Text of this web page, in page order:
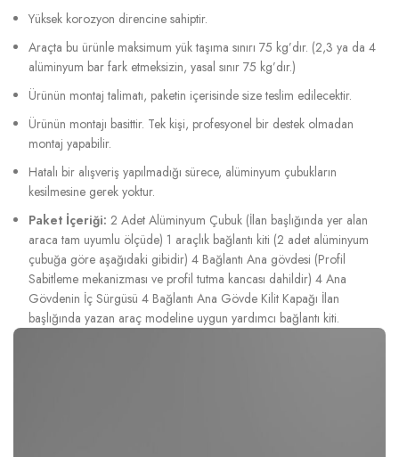
Yüksek korozyon direncine sahiptir.
Araçta bu ürünle maksimum yük taşıma sınırı 75 kg’dır. (2,3 ya da 4
alüminyum bar fark etmeksizin, yasal sınır 75 kg’dır.)
Ürünün montaj talimatı, paketin içerisinde size teslim edilecektir.
Ürünün montajı basittir. Tek kişi, profesyonel bir destek olmadan
montaj yapabilir.
Hatalı bir alışveriş yapılmadığı sürece, alüminyum çubukların
kesilmesine gerek yoktur.
Paket İçeriği: 2 Adet Alüminyum Çubuk (İlan başlığında yer alan
araca tam uyumlu ölçüde) 1 araçlık bağlantı kiti (2 adet alüminyum
çubuğa göre aşağıdaki gibidir) 4 Bağlantı Ana gövdesi (Profil
Sabitleme mekanizması ve profil tutma kancası dahildir) 4 Ana
Gövdenin İç Sürgüsü 4 Bağlantı Ana Gövde Kilit Kapağı İlan
başlığında yazan araç modeline uygun yardımcı bağlantı kiti.